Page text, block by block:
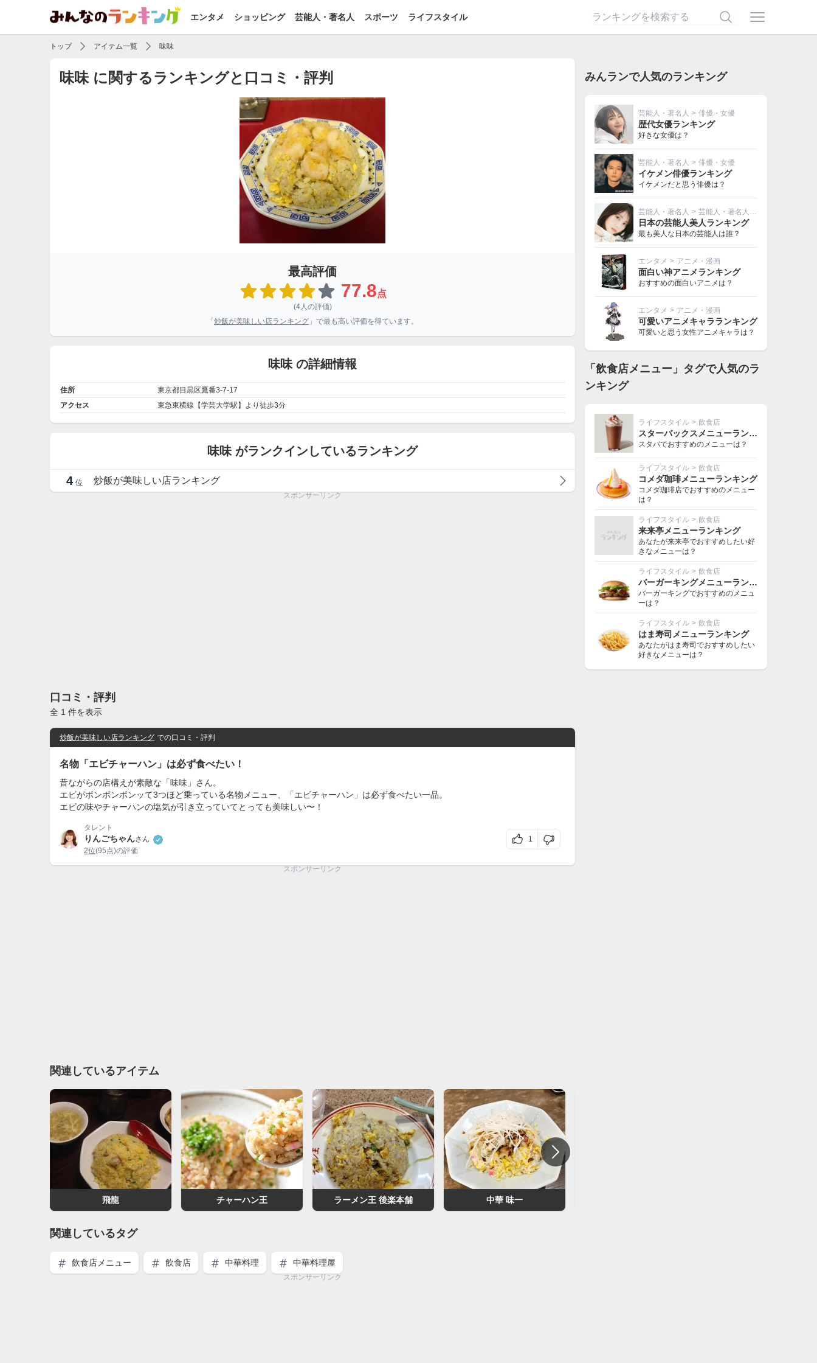
エンタメ ショッピング 芸能人・著名人 スポーツ ライフスタイル
トップ アイテム一覧 味味
味味 に関するランキングと口コミ・評判
最高評価
77.8点
(4人の評価)
「 炒飯が美味しい店ランキング 」で最も高い評価を得ています。
味味 の詳細情報
住所
東京都目黒区鷹番3-7-17
アクセス
東急東横線【学芸大学駅】より徒歩3分
味味 がランクインしているランキング
4 位 炒飯が美味しい店ランキング
スポンサーリンク
口コミ・評判
全 1 件を表示
炒飯が美味しい店ランキング での口コミ・評判
名物「エビチャーハン」は必ず食べたい！
昔ながらの店構えが素敵な「味味」さん。
エビがボンボンボンッて3つほど乗っている名物メニュー、「エビチャーハン」は必ず食べたい一品。
エビの味やチャーハンの塩気が引き立っていてとっても美味しい〜！
タレント
りんごちゃんさん
2位(95点)の評価
1
スポンサーリンク
関連しているアイテム
飛龍 チャーハン王 ラーメン王 後楽本舗 中華 味一
関連しているタグ
飲食店メニュー 飲食店 中華料理 中華料理屋
スポンサーリンク
みんランで人気のランキング
芸能人・著名人 > 俳優・女優
歴代女優ランキング
好きな女優は？
芸能人・著名人 > 俳優・女優
イケメン俳優ランキング
イケメンだと思う俳優は？
芸能人・著名人 > 芸能人・著名人その他
日本の芸能人美人ランキング
最も美人な日本の芸能人は誰？
エンタメ > アニメ・漫画
面白い神アニメランキング
おすすめの面白いアニメは？
エンタメ > アニメ・漫画
可愛いアニメキャラランキング
可愛いと思う女性アニメキャラは？
「飲食店メニュー」タグで人気のラ
ンキング
ライフスタイル > 飲食店
スターバックスメニューランキング
スタバでおすすめのメニューは？
ライフスタイル > 飲食店
コメダ珈琲メニューランキング
コメダ珈琲店でおすすめのメニュー
は？
ライフスタイル > 飲食店
来来亭メニューランキング
あなたが来来亭でおすすめしたい好
きなメニューは？
ライフスタイル > 飲食店
バーガーキングメニューランキング
バーガーキングでおすすめのメニュ
ーは？
ライフスタイル > 飲食店
はま寿司メニューランキング
あなたがはま寿司でおすすめしたい
好きなメニューは？